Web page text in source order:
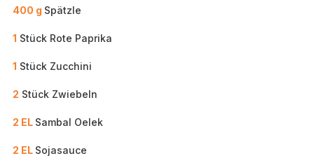
400 g Spätzle
1 Stück Rote Paprika
1 Stück Zucchini
2 Stück Zwiebeln
2 EL Sambal Oelek
2 EL Sojasauce